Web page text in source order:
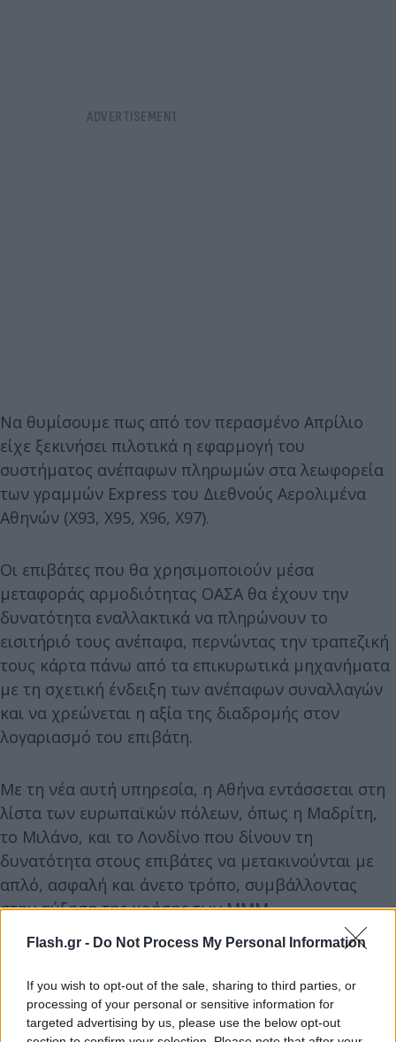
Flash.gr - Do Not Process My Personal Information
If you wish to opt-out of the sale, sharing to third parties, or
processing of your personal or sensitive information for
targeted advertising by us, please use the below opt-out
Να θυμίσουμε πως από τον περασμένο Απρίλιο
είχε ξεκινήσει πιλοτικά η εφαρμογή του
συστήματος ανέπαφων πληρωμών στα λεωφορεία
των γραμμών Express του Διεθνούς Αερολιμένα
Αθηνών (Χ93, Χ95, Χ96, Χ97).
Οι επιβάτες που θα χρησιμοποιούν μέσα
μεταφοράς αρμοδιότητας ΟΑΣΑ θα έχουν την
δυνατότητα εναλλακτικά να πληρώνουν το
εισιτήριό τους ανέπαφα, περνώντας την τραπεζική
τους κάρτα πάνω από τα επικυρωτικά μηχανήματα
με τη σχετική ένδειξη των ανέπαφων συναλλαγών
και να χρεώνεται η αξία της διαδρομής στον
λογαριασμό του επιβάτη.
Με τη νέα αυτή υπηρεσία, η Αθήνα εντάσσεται στη
λίστα των ευρωπαϊκών πόλεων, όπως η Μαδρίτη,
το Μιλάνο, και το Λονδίνο που δίνουν τη
δυνατότητα στους επιβάτες να μετακινούνται με
απλό, ασφαλή και άνετο τρόπο, συμβάλλοντας
στην αύξηση της χρήσης των ΜΜΜ.